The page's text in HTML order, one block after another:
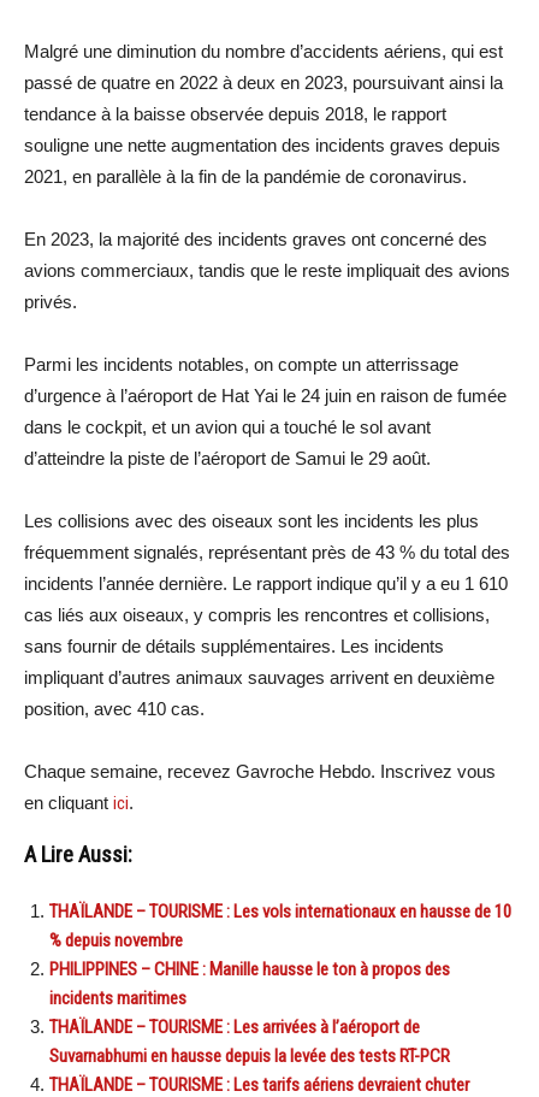
Malgré une diminution du nombre d’accidents aériens, qui est
passé de quatre en 2022 à deux en 2023, poursuivant ainsi la
tendance à la baisse observée depuis 2018, le rapport
souligne une nette augmentation des incidents graves depuis
2021, en parallèle à la fin de la pandémie de coronavirus.
En 2023, la majorité des incidents graves ont concerné des
avions commerciaux, tandis que le reste impliquait des avions
privés.
Parmi les incidents notables, on compte un atterrissage
d’urgence à l’aéroport de Hat Yai le 24 juin en raison de fumée
dans le cockpit, et un avion qui a touché le sol avant
d’atteindre la piste de l’aéroport de Samui le 29 août.
Les collisions avec des oiseaux sont les incidents les plus
fréquemment signalés, représentant près de 43 % du total des
incidents l’année dernière. Le rapport indique qu’il y a eu 1 610
cas liés aux oiseaux, y compris les rencontres et collisions,
sans fournir de détails supplémentaires. Les incidents
impliquant d’autres animaux sauvages arrivent en deuxième
position, avec 410 cas.
Chaque semaine, recevez Gavroche Hebdo. Inscrivez vous
en cliquant ici.
A Lire Aussi:
THAÏLANDE – TOURISME : Les vols internationaux en hausse de 10
% depuis novembre
PHILIPPINES – CHINE : Manille hausse le ton à propos des
incidents maritimes
THAÏLANDE – TOURISME : Les arrivées à l’aéroport de
Suvarnabhumi en hausse depuis la levée des tests RT-PCR
THAÏLANDE – TOURISME : Les tarifs aériens devraient chuter